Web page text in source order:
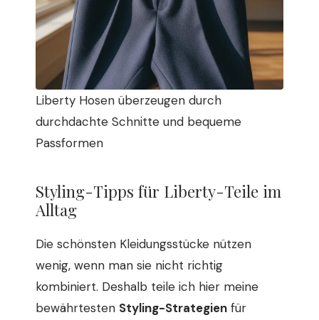
Liberty Hosen überzeugen durch
durchdachte Schnitte und bequeme
Passformen
Styling-Tipps für Liberty-Teile im
Alltag
Die schönsten Kleidungsstücke nützen
wenig, wenn man sie nicht richtig
kombiniert. Deshalb teile ich hier meine
bewährtesten Styling-Strategien für